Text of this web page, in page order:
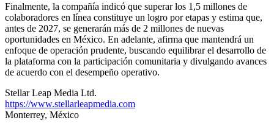
Finalmente, la compañía indicó que superar los 1,5 millones de
colaboradores en línea constituye un logro por etapas y estima que,
antes de 2027, se generarán más de 2 millones de nuevas
oportunidades en México. En adelante, afirma que mantendrá un
enfoque de operación prudente, buscando equilibrar el desarrollo de
la plataforma con la participación comunitaria y divulgando avances
de acuerdo con el desempeño operativo.
Stellar Leap Media Ltd.
https://www.stellarleapmedia.com
Monterrey, México